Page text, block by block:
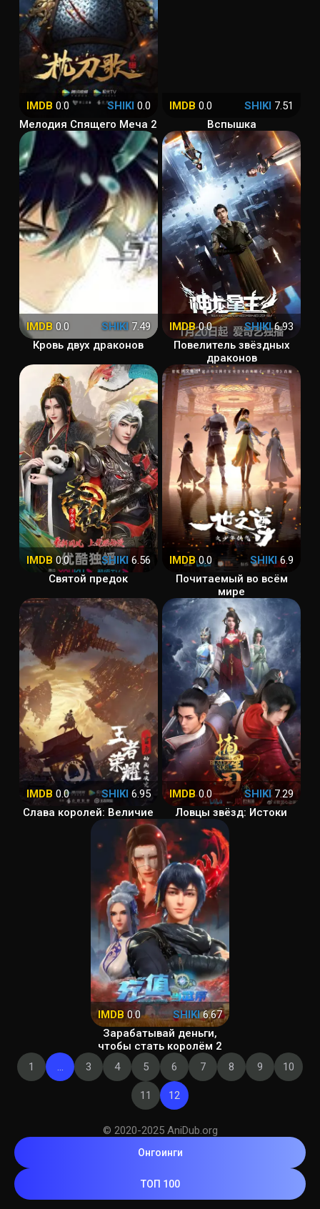
IMDB 0.0 SHIKI 0.0
Мелодия Спящего Меча 2
IMDB 0.0 SHIKI 7.51
Вспышка
IMDB0.0 SHIKI7.49
Кровь двух драконов
IMDB0.0 SHIKI6.93
Повелитель звёздных
драконов
IMDB0.0 SHIKI6.56
Святой предок
IMDB0.0 SHIKI6.9
Почитаемый во всём
мире
IMDB 0.0 SHIKI 6.95
Слава королей: Величие
IMDB0.0 SHIKI7.29
Ловцы звёзд: Истоки
IMDB0.0 SHIKI6.67
Зарабатывай деньги,
чтобы стать королём 2
1
... 3 4 5 6 7 8 9 10
11 12
© 2020-2025 AniDub.org
Онгоинги
ТОП 100